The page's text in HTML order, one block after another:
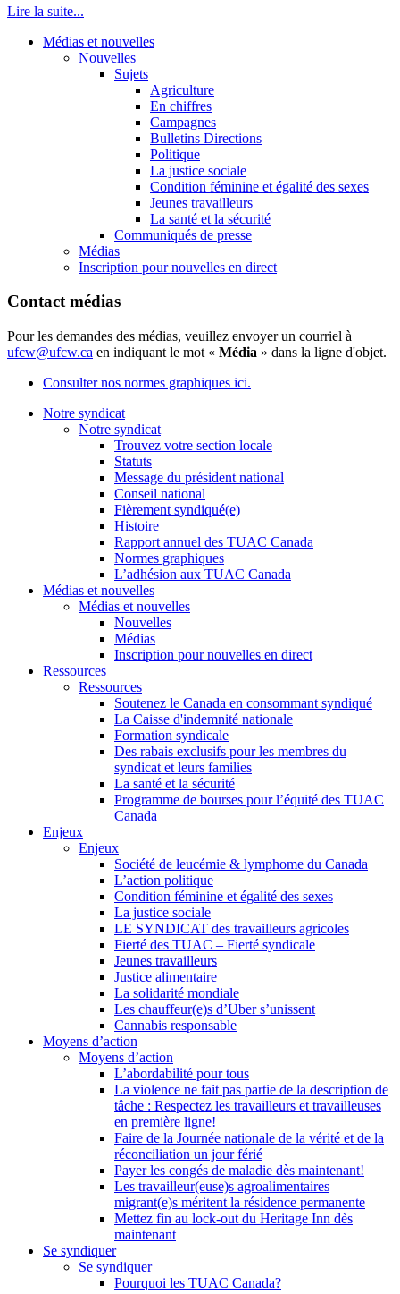
Lire la suite...
Médias et nouvelles
Nouvelles
Sujets
Agriculture
En chiffres
Campagnes
Bulletins Directions
Politique
La justice sociale
Condition féminine et égalité des sexes
Jeunes travailleurs
La santé et la sécurité
Communiqués de presse
Médias
Inscription pour nouvelles en direct
Contact médias
Pour les demandes des médias, veuillez envoyer un courriel à
ufcw@ufcw.ca en indiquant le mot « Média » dans la ligne d'objet.
Consulter nos normes graphiques ici.
Notre syndicat
Notre syndicat
Trouvez votre section locale
Statuts
Message du président national
Conseil national
Fièrement syndiqué(e)
Histoire
Rapport annuel des TUAC Canada
Normes graphiques
L’adhésion aux TUAC Canada
Médias et nouvelles
Médias et nouvelles
Nouvelles
Médias
Inscription pour nouvelles en direct
Ressources
Ressources
Soutenez le Canada en consommant syndiqué
La Caisse d'indemnité nationale
Formation syndicale
Des rabais exclusifs pour les membres du
syndicat et leurs families
La santé et la sécurité
Programme de bourses pour l’équité des TUAC
Canada
Enjeux
Enjeux
Société de leucémie & lymphome du Canada
L’action politique
Condition féminine et égalité des sexes
La justice sociale
LE SYNDICAT des travailleurs agricoles
Fierté des TUAC – Fierté syndicale
Jeunes travailleurs
Justice alimentaire
La solidarité mondiale
Les chauffeur(e)s d’Uber s’unissent
Cannabis responsable
Moyens d’action
Moyens d’action
L’abordabilité pour tous
La violence ne fait pas partie de la description de
tâche : Respectez les travailleurs et travailleuses
en première ligne!
Faire de la Journée nationale de la vérité et de la
réconciliation un jour férié
Payer les congés de maladie dès maintenant!
Les travailleur(euse)s agroalimentaires
migrant(e)s méritent la résidence permanente
Mettez fin au lock-out du Heritage Inn dès
maintenant
Se syndiquer
Se syndiquer
Pourquoi les TUAC Canada?